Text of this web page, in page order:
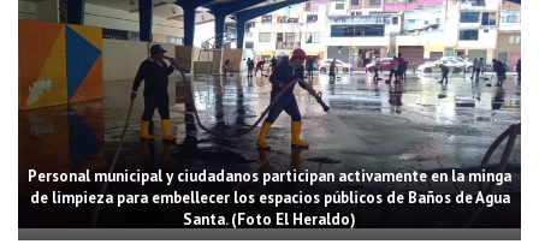
Personal municipal y ciudadanos participan activamente en la minga
de limpieza para embellecer los espacios públicos de Baños de Agua
Santa. (Foto El Heraldo)